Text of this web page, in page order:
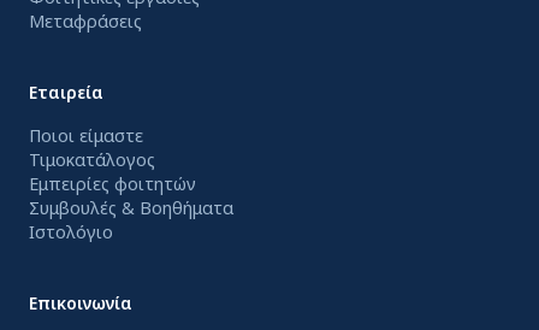
Μεταφράσεις
Εταιρεία
Ποιοι είμαστε
Τιμοκατάλογος
Εμπειρίες φοιτητών
Συμβουλές & Βοηθήματα
Ιστολόγιο
Επικοινωνία